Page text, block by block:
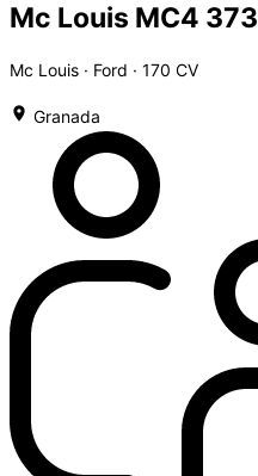
Mc Louis MC4 373
Mc Louis · Ford · 170 CV
Granada